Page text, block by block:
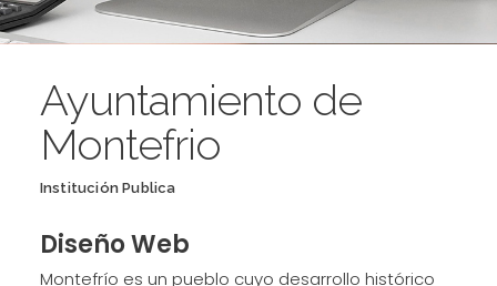
Ayuntamiento de
Montefrio
Institución Publica
Diseño Web
Montefrío es un pueblo cuyo desarrollo histórico